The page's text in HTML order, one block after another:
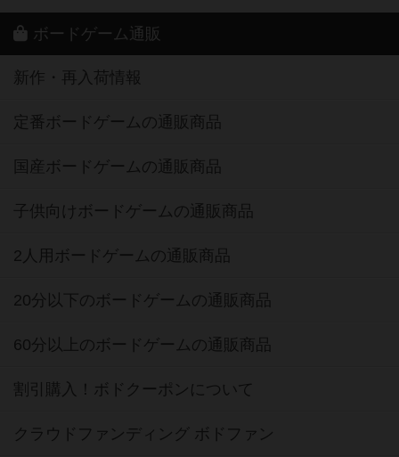
ボードゲーム通販
新作・再入荷情報
定番ボードゲームの通販商品
国産ボードゲームの通販商品
子供向けボードゲームの通販商品
2人用ボードゲームの通販商品
20分以下のボードゲームの通販商品
60分以上のボードゲームの通販商品
割引購入！ボドクーポンについて
クラウドファンディング ボドファン